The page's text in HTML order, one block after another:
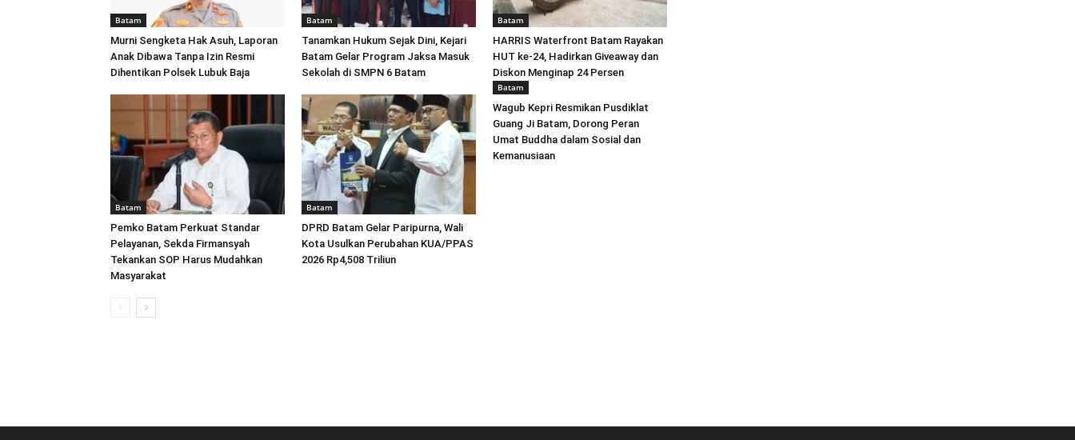
Batam
Murni Sengketa Hak Asuh, Laporan
Anak Dibawa Tanpa Izin Resmi
Dihentikan Polsek Lubuk Baja
Batam
Tanamkan Hukum Sejak Dini, Kejari
Batam Gelar Program Jaksa Masuk
Sekolah di SMPN 6 Batam
Batam
HARRIS Waterfront Batam Rayakan
HUT ke-24, Hadirkan Giveaway dan
Diskon Menginap 24 Persen
Batam
Pemko Batam Perkuat Standar
Pelayanan, Sekda Firmansyah
Tekankan SOP Harus Mudahkan
Masyarakat
Batam
DPRD Batam Gelar Paripurna, Wali
Kota Usulkan Perubahan KUA/PPAS
2026 Rp4,508 Triliun
Batam
Wagub Kepri Resmikan Pusdiklat
Guang Ji Batam, Dorong Peran
Umat Buddha dalam Sosial dan
Kemanusiaan